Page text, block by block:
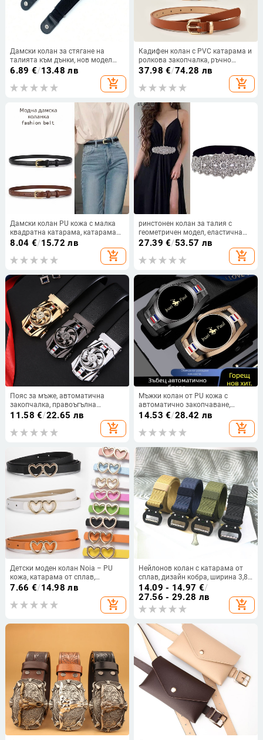
Дамски колан за стягане на
талията към дънки, нов модел
2025, регулируем еластичен
6.89 €/13.48 лв
add_shopping_cart
Кадифен колан с PVC катарама и
ролкова закопчалка, ръчно
бродирани детайли, произведено
37.98 €/74.28 лв
add_shopping_cart
Дамски колан PU кожа с малка
квадратна катарама, катарама
от сплав, закопчаване с щифт,
ширина 2–4 см, стил прост и
универсален
8.04 €/15.72 лв
add_shopping_cart
ринстонен колан за талия с
геометричен модел, еластична
лента, тъканен колан, скрито
27.39 €/53.57 лв
add_shopping_cart
Пояс за мъже, автоматична
закопчалка, правоъгълна
катарама, изкуствена кожа,
принт дизайн Time Comes and
Goes, ширина 2-4 см
11.58 €/22.65 лв
add_shopping_cart
Мъжки колан от PU кожа с
автоматично закопчаване,
универсален стил; ширина 2-4 см;
катарама от сплав; обработка:
електроплатиране и ръчна
14.53 €/28.42 лв
add_shopping_cart
Детски моден колан Noia – PU
кожа, катарама от сплав,
закопчаване с игла, универсален
7.66 €/14.98 лв
add_shopping_cart
Нейлонов колан с катарама от
сплав, дизайн кобра, ширина 3,8
см
14.09 - 14.97 €/
27.56 - 29.28 лв
add_shopping_cart